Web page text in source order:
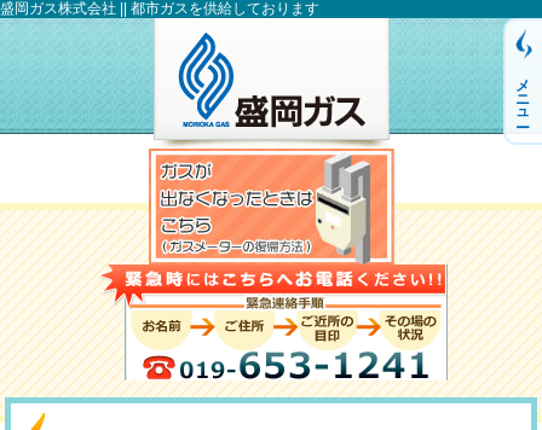
盛岡ガス株式会社 || 都市ガスを供給しております
メニュー